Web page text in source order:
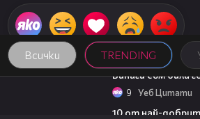
Всички TRENDING
01:48
Винаги съм била
9 Уеб Цитати
10 от най-